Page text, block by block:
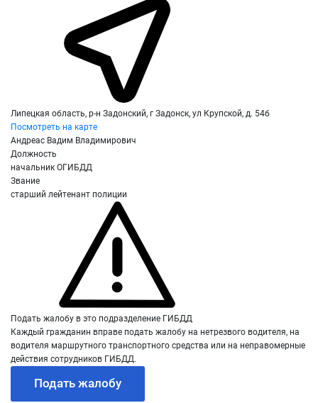
Липецкая область, р-н Задонский, г Задонск, ул Крупской, д. 54б
Посмотреть на карте
Андреас Вадим Владимирович
Должность
начальник ОГИБДД
Звание
старший лейтенант полиции
Подать жалобу в это подразделение ГИБДД
Каждый гражданин вправе подать жалобу на нетрезвого водителя, на
водителя маршрутного транспортного средства или на неправомерные
действия сотрудников ГИБДД.
Подать жалобу